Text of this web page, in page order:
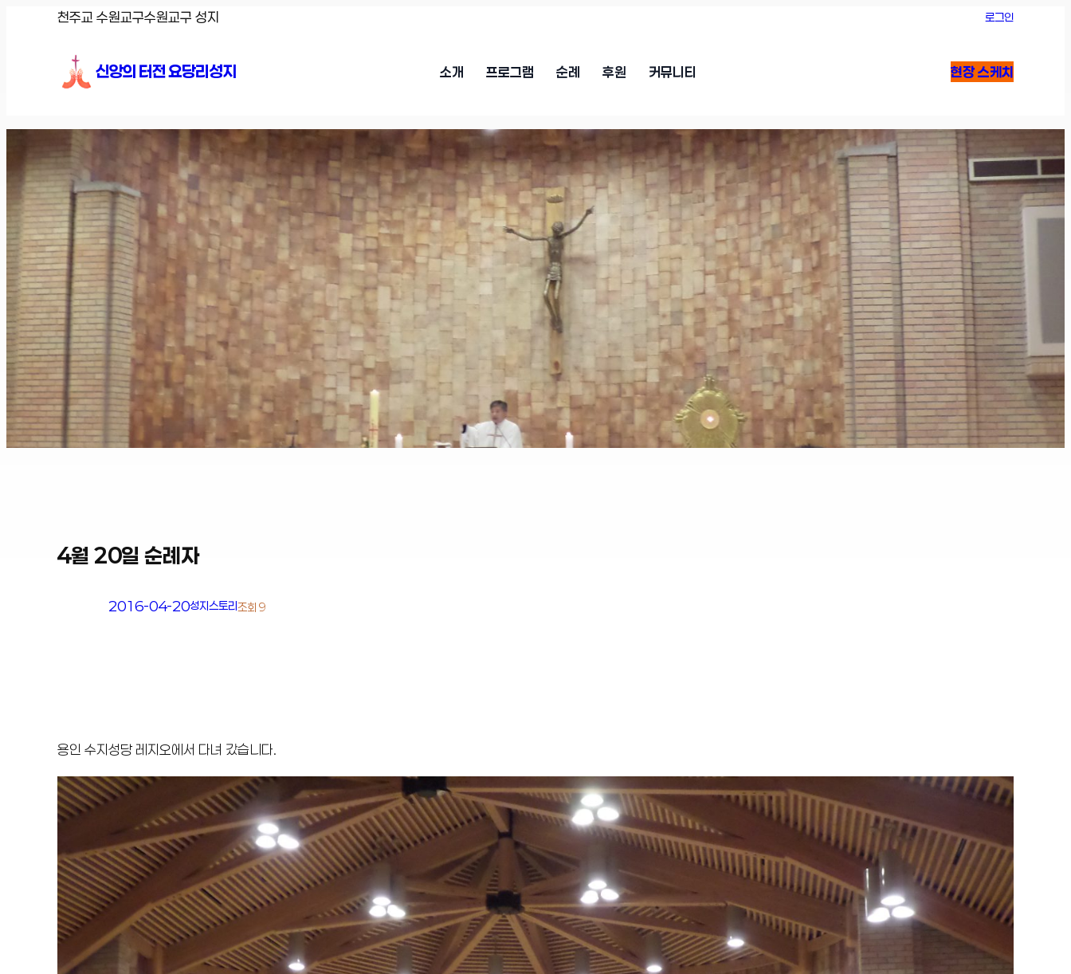
천주교 수원교구수원교구 성지 로그인
신앙의 터전 요당리성지 소개 프로그램 순례 후원 커뮤니티 현장 스케치
4월 20일 순례자
2016-04-20성지스토리조회 9
용인 수지성당 레지오에서 다녀 갔습니다.